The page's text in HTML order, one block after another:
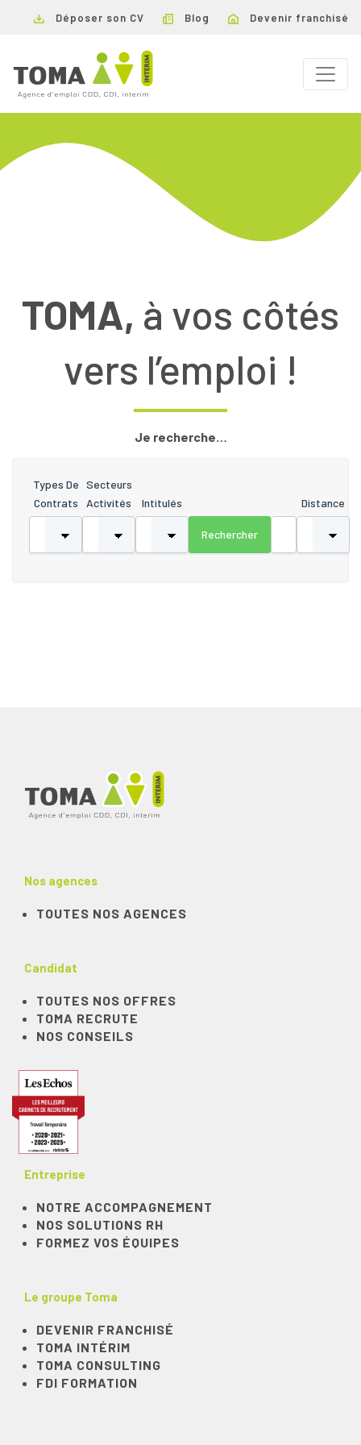
Déposer son CV Blog Devenir franchisé
TOMA, à vos côtés
vers l’emploi !
Je recherche…
Distance
Types De
Contrats
Secteurs
Activités
Intitulés
Nos agences
TOUTES NOS AGENCES
Candidat
TOUTES NOS OFFRES
TOMA RECRUTE
NOS CONSEILS
Entreprise
NOTRE ACCOMPAGNEMENT
NOS SOLUTIONS RH
FORMEZ VOS ÉQUIPES
Le groupe Toma
DEVENIR FRANCHISÉ
TOMA INTÉRIM
TOMA CONSULTING
FDI FORMATION